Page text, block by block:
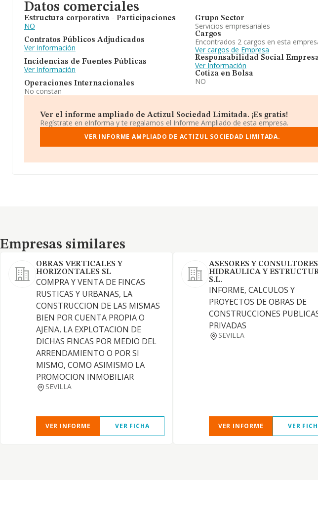
Datos comerciales
Estructura corporativa - Participaciones
NO
Contratos Públicos Adjudicados
Ver Información
Incidencias de Fuentes Públicas
Ver Información
Operaciones Internacionales
No constan
Grupo Sector
Servicios empresariales
Cargos
Encontrados 2 cargos en esta
Ver cargos de Empresa
Responsabilidad Social
Ver Información
Cotiza en Bolsa
NO
Ver el informe ampliado de Actizul Sociedad Limitada. ¡Es gratis!
Regístrate en eInforma y te regalamos el Informe Ampliado de esta empresa.
VER INFORME AMPLIADO DE ACTIZUL SOCIEDAD LIMITADA.
Empresas similares
Empresas similares
OBRAS VERTICALES Y
HORIZONTALES SL
COMPRA Y VENTA DE FINCAS
RUSTICAS Y URBANAS, LA
CONSTRUCCION DE LAS MISMAS
BIEN POR CUENTA PROPIA O
AJENA, LA EXPLOTACION DE
DICHAS FINCAS POR MEDIO DEL
ARRENDAMIENTO O POR SI
MISMO, COMO ASIMISMO LA
PROMOCION INMOBILIAR
SEVILLA
VER INFORME VER FICHA
ASESORES Y
HIDRAULICA Y
S.L.
INFORME, CALCULOS Y
PROYECTOS DE OBRAS DE
CONSTRUCCIONES
PRIVADAS
SEVILLA
VER INFORME VER